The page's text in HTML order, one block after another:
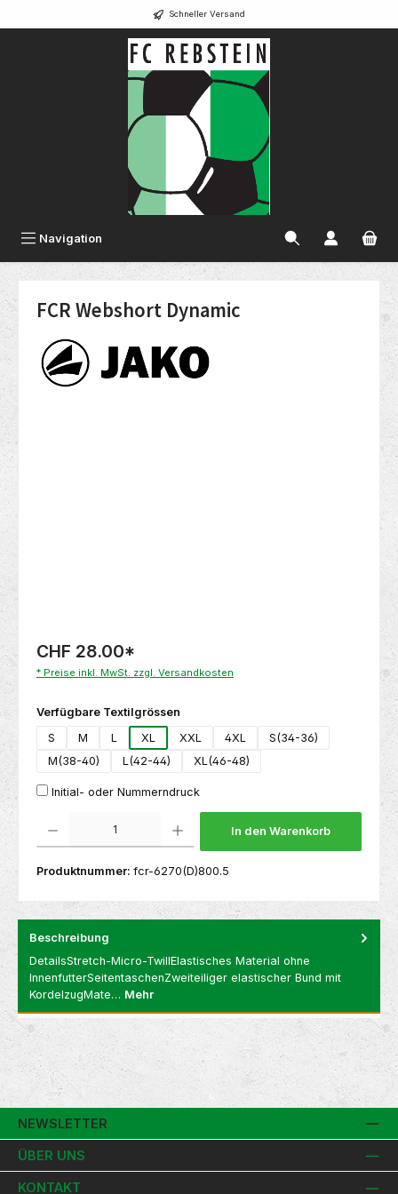
Schneller Versand
Navigation
FCR Webshort Dynamic
CHF 28.00*
* Preise inkl. MwSt. zzgl. Versandkosten
Verfügbare Textilgrössen
S
M L XL XXL 4XL
S(34-36)
M(38-40)
L(42-44) XL(46-48)
Initial- oder Nummerndruck
Produkt Anzahl: Gib den gewünschten Wert ein oder benutze die Schaltflächen um
In den Warenkorb
Produktnummer: fcr-6270(D)800.5
Beschreibung
DetailsStretch-Micro-TwillElastisches Material ohne
InnenfutterSeitentaschenZweiteiliger elastischer Bund mit
KordelzugMate… Mehr
NEWSLETTER
ÜBER UNS
KONTAKT